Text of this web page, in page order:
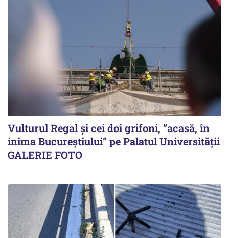
Vulturul Regal și cei doi grifoni, ”acasă, în
inima Bucureștiului” pe Palatul Universității
GALERIE FOTO